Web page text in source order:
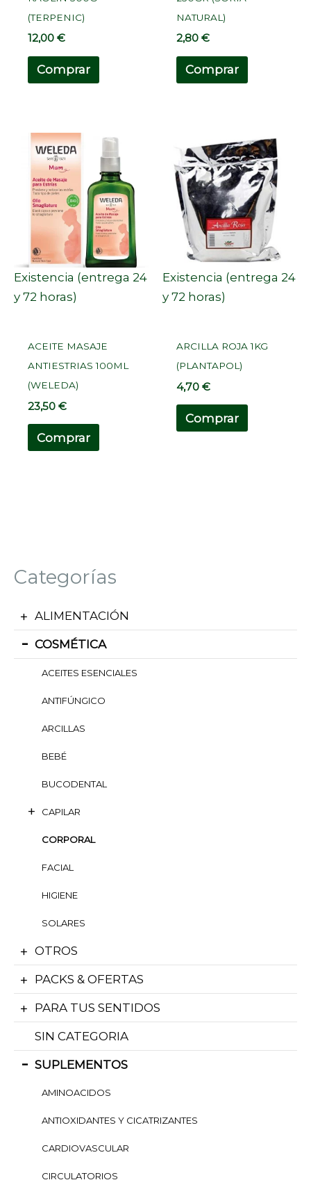
Categorías
ALIMENTACIÓN
COSMÉTICA
ACEITES ESENCIALES
ANTIFÚNGICO
ARCILLAS
BEBÉ
BUCODENTAL
CAPILAR
CORPORAL
FACIAL
HIGIENE
SOLARES
OTROS
PACKS & OFERTAS
PARA TUS SENTIDOS
SIN CATEGORIA
SUPLEMENTOS
AMINOACIDOS
ANTIOXIDANTES Y CICATRIZANTES
CARDIOVASCULAR
CIRCULATORIOS
(TERPENIC)
12,00€
Comprar
NATURAL)
2,80€
Comprar
Existencia (entrega 24
y 72 horas)
ACEITE MASAJE
ANTIESTRIAS 100ML
(WELEDA)
23,50€
Comprar
Existencia (entrega 24
y 72 horas)
ARCILLA ROJA 1KG
(PLANTAPOL)
4,70€
Comprar